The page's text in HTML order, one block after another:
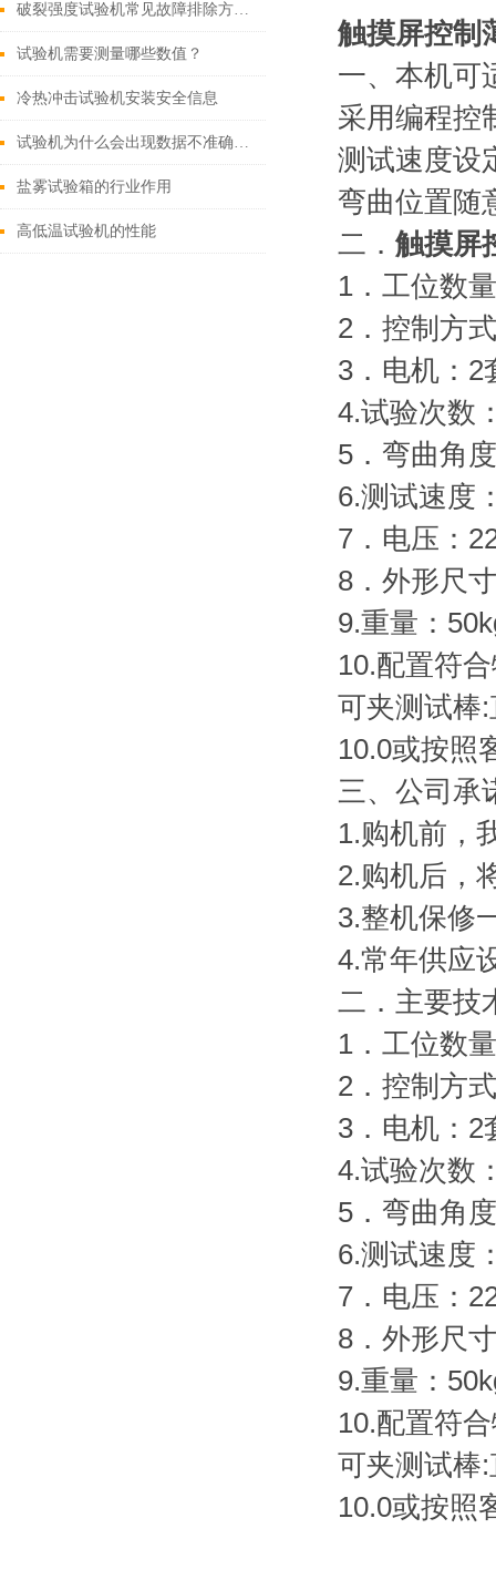
破裂强度试验机常见故障排除方法：
试验机需要测量哪些数值？
冷热冲击试验机安装安全信息
试验机为什么会出现数据不准确的问题
盐雾试验箱的行业作用
高低温试验机的性能
触摸屏控制
一、本机可
采用编程控
测试速度设
弯曲位置随
二． 触摸屏
1．工位数
2．控制方
3．电机：2
4.试验次数
5．弯曲角
6.测试速度
7．电压：
8．外形尺
9.重量：
10.配置符
可夹测试棒
10.0或按照
三、公司承
1.购机前，
2.购机后，
3.整机保修
4.常年供应
二．主要技
1．工位数
2．控制方
3．电机：2
4.试验次数
5．弯曲角
6.测试速度
7．电压：
8．外形尺
9.重量：
10.配置符
可夹测试棒
10.0或按照